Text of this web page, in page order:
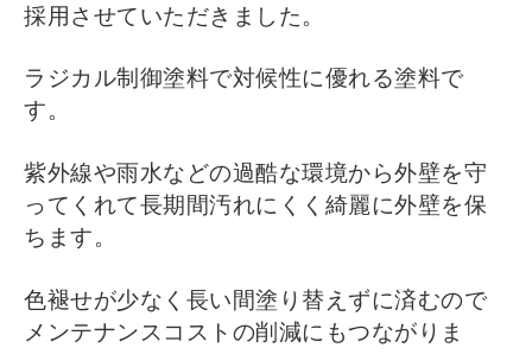
採用させていただきました。
ラジカル制御塗料で対候性に優れる塗料で
す。
紫外線や雨水などの過酷な環境から外壁を守
ってくれて長期間汚れにくく綺麗に外壁を保
ちます。
色褪せが少なく長い間塗り替えずに済むので
メンテナンスコストの削減にもつながりま